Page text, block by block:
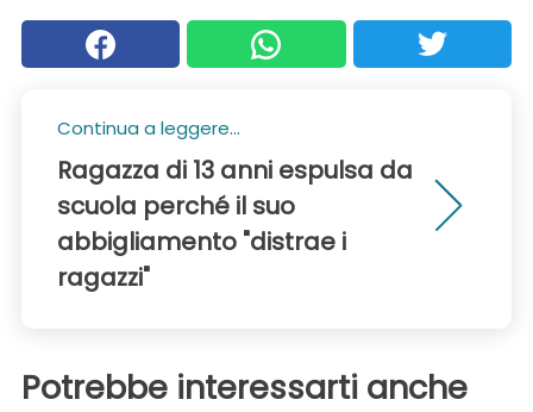
Continua a leggere...
Ragazza di 13 anni espulsa da
scuola perché il suo
abbigliamento "distrae i
ragazzi"
Potrebbe interessarti anche